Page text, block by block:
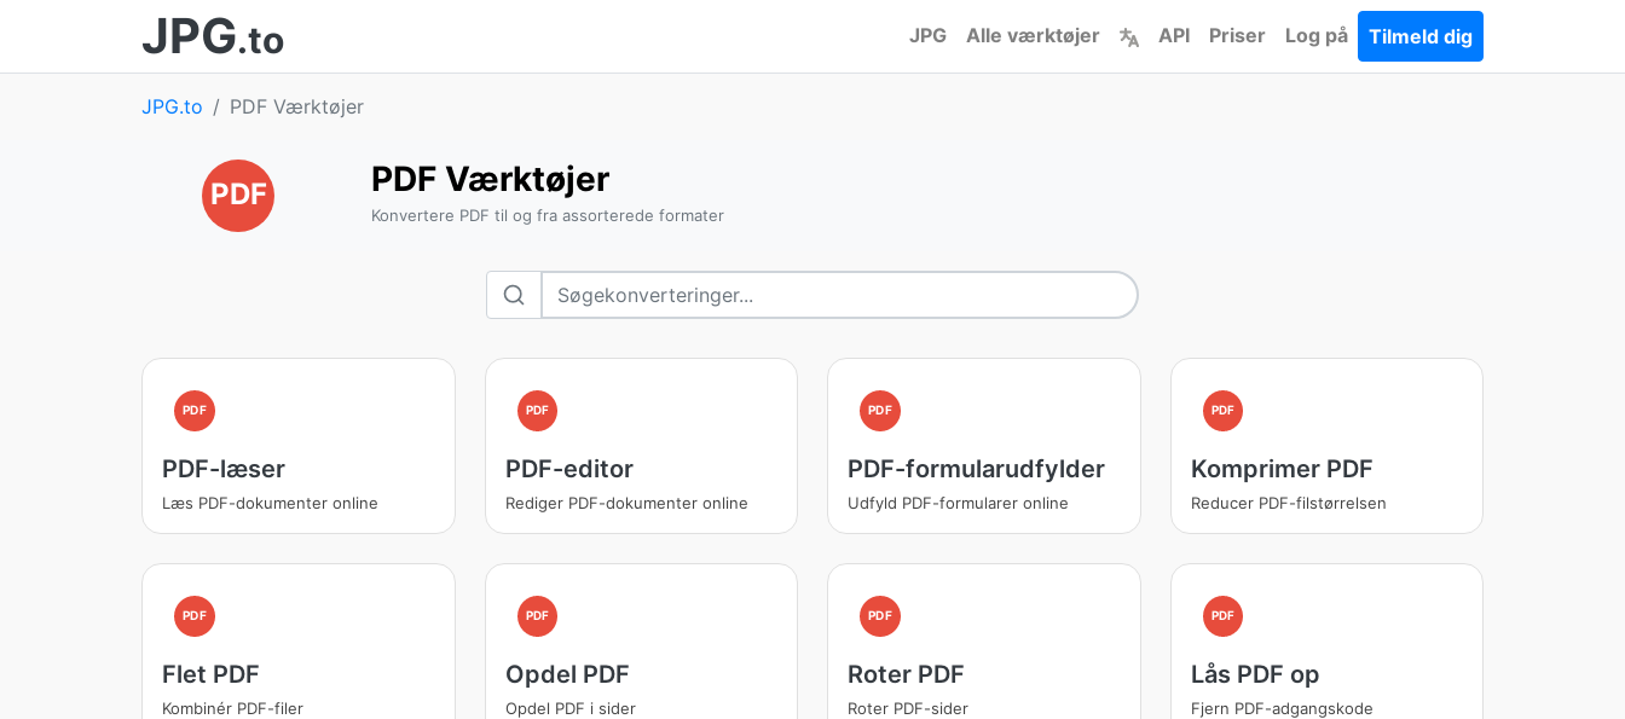
JPG.to JPG Alle værktøjer API Priser Log på Tilmeld dig
JPG.to PDF Værktøjer
PDF PDF Værktøjer
Konvertere PDF til og fra assorterede formater
PDF
PDF-læser
Læs PDF-dokumenter online
PDF
PDF-editor
Rediger PDF-dokumenter online
PDF
PDF-formularudfylder
Udfyld PDF-formularer online
PDF
Komprimer PDF
Reducer PDF-filstørrelsen
PDF
Flet PDF
Kombinér PDF-filer
PDF
Opdel PDF
Opdel PDF i sider
PDF
Roter PDF
Roter PDF-sider
PDF
Lås PDF op
Fjern PDF-adgangskode